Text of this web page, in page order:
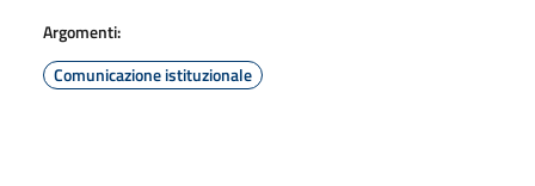
Argomenti:
Comunicazione istituzionale